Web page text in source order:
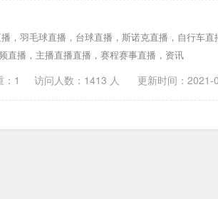
，羽毛球直播，台球直播，斯诺克直播，自行车
直播，主播直播直播，赛程赛事直播，资讯
1 访问人数： 1413 人 更新时间： 2021-